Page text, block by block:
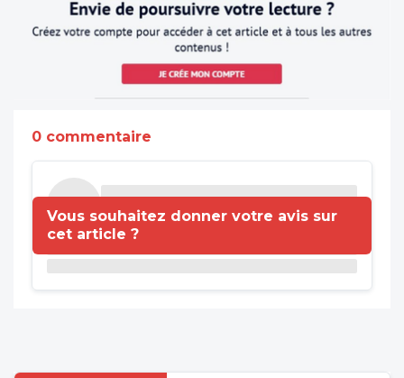
0 commentaire
Vous souhaitez donner votre avis sur
cet article ?